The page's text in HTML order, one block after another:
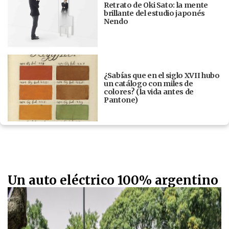
Retrato de Oki Sato: la mente
brillante del estudio japonés
Nendo
¿Sabías que en el siglo XVII hubo
un catálogo con miles de
colores? (la vida antes de
Pantone)
Un auto eléctrico 100% argentino